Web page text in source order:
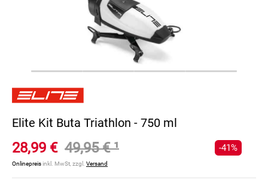
Elite Kit Buta Triathlon - 750 ml
28,99 € 49,95 €¹
Onlinepreisinkl. MwSt, zzgl. Versand
-41%